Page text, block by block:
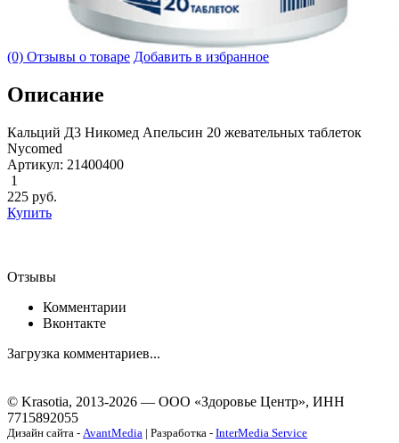
(0) Отзывы о товаре Добавить в избранное
Описание
Кальций Д3 Никомед Апельсин 20 жевательных таблеток
Nycomed
Артикул: 21400400
1
225 руб.
Купить
Отзывы
Комментарии
Вконтакте
Загрузка комментариев...
© Krasotia, 2013-2026 — ООО «Здоровье Центр», ИНН
7715892055
Дизайн сайта - AvantMedia | Разработка - InterMedia Service